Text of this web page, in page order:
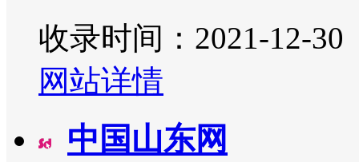
收录时间：2021-12-30
网站详情
中国山东网